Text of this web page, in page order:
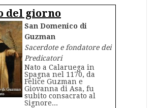
del giorno
San Domenico di
Guzman
Sacerdote e fondatore dei
Predicatori
Nato a Calaruega in
Spagna nel 1170, da
Felice Guzman e
Giovanna di Asa, fu
subito consacrato al
Signore...